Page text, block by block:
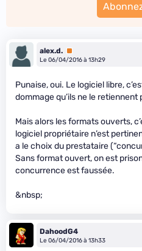
alex.d. Premium
Le 06/04/2016 à 13h29
Punaise, oui. Le logiciel libre,
dommage qu’ils ne le retiennent
Mais alors les formats ouverts,
logiciel propriétaire n’est
a le choix du prestataire
Sans format ouvert, on est
concurrence est faussée.
&nbsp;
DahoodG4
Le 06/04/2016 à 13h33